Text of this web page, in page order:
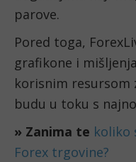
parove.
Pored toga,
grafikone i
korisnim resursom
budu u toku s
» Zanima te koliko
Forex trgovine?